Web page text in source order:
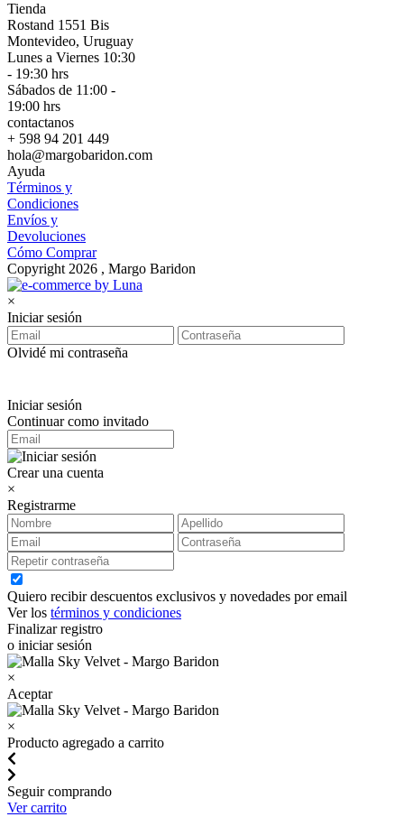
Tienda
Rostand 1551 Bis
Montevideo, Uruguay
Lunes a Viernes 10:30
- 19:30 hrs
Sábados de 11:00 -
19:00 hrs
contactanos
+ 598 94 201 449
hola@margobaridon.com
Ayuda
Términos y
Condiciones
Envíos y
Devoluciones
Cómo Comprar
Copyright 2026 , Margo Baridon
×
Iniciar sesión
Olvidé mi contraseña
Iniciar sesión
Continuar como invitado
Crear una cuenta
×
Registrarme
Quiero recibir descuentos exclusivos y novedades por email
Ver los términos y condiciones
Finalizar registro
o iniciar sesión
×
Aceptar
×
Producto agregado a carrito
Seguir comprando
Ver carrito